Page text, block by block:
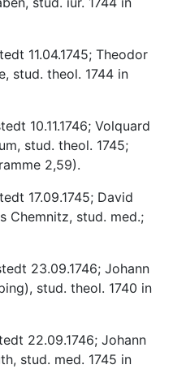
11.04.1745; Theodor
stud. theol. 1744 in
10.11.1746; Volquard
stud. theol. 1745;
2,59).
17.09.1745; David
Chemnitz, stud. med.;
23.09.1746; Johann
stud. theol. 1740 in
22.09.1746; Johann
stud. med. 1745 in